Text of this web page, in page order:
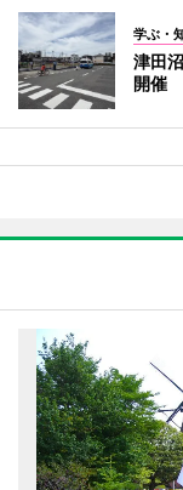
学ぶ・
津田
開催